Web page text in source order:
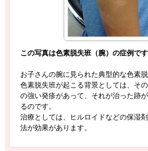
この写真は色素脱失班（腕）の症例です
お子さんの腕に見られた典型的な色素脱
色素脱失班が起こる背景としては、そ
の強い発疹があって、それが治った跡
るのです。
治療としては、ヒルロイドなどの保湿
法が効果があります。